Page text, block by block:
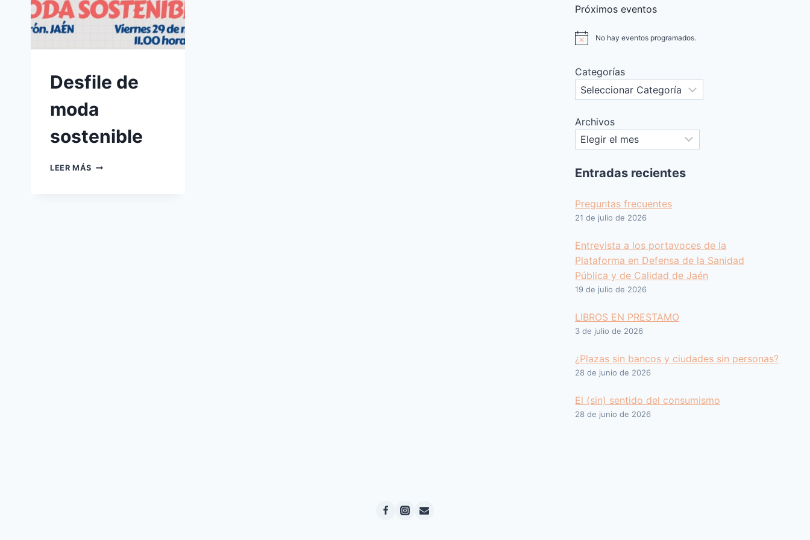
Desfile de
moda
sostenible
LEER MÁS DESFILE
Próximos eventos
Aviso No hay eventos programados.
Categorías
Archivos
Entradas recientes
Preguntas frecuentes
21 de julio de 2026
Entrevista a los portavoces de la
Plataforma en Defensa de la Sanidad
Pública y de Calidad de Jaén
19 de julio de 2026
LIBROS EN PRESTAMO
3 de julio de 2026
¿Plazas sin bancos y ciudades sin personas?
28 de junio de 2026
El (sin) sentido del consumismo
28 de junio de 2026